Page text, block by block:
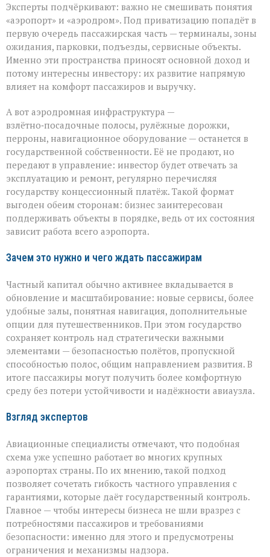
Эксперты подчёркивают: важно не смешивать понятия
«аэропорт» и «аэродром». Под приватизацию попадёт в
первую очередь пассажирская часть — терминалы, зоны
ожидания, парковки, подъезды, сервисные объекты.
Именно эти пространства приносят основной доход и
потому интересны инвестору: их развитие напрямую
влияет на комфорт пассажиров и выручку.
А вот аэродромная инфраструктура —
взлётно‑посадочные полосы, рулёжные дорожки,
перроны, навигационное оборудование — останется в
государственной собственности. Её не продают, но
передают в управление: инвестор будет отвечать за
эксплуатацию и ремонт, регулярно перечисляя
государству концессионный платёж. Такой формат
выгоден обеим сторонам: бизнес заинтересован
поддерживать объекты в порядке, ведь от их состояния
зависит работа всего аэропорта.
Зачем это нужно и чего ждать пассажирам
Частный капитал обычно активнее вкладывается в
обновление и масштабирование: новые сервисы, более
удобные залы, понятная навигация, дополнительные
опции для путешественников. При этом государство
сохраняет контроль над стратегически важными
элементами — безопасностью полётов, пропускной
способностью полос, общим направлением развития. В
итоге пассажиры могут получить более комфортную
среду без потери устойчивости и надёжности авиаузла.
Взгляд экспертов
Авиационные специалисты отмечают, что подобная
схема уже успешно работает во многих крупных
аэропортах страны. По их мнению, такой подход
позволяет сочетать гибкость частного управления с
гарантиями, которые даёт государственный контроль.
Главное — чтобы интересы бизнеса не шли вразрез с
потребностями пассажиров и требованиями
безопасности: именно для этого и предусмотрены
ограничения и механизмы надзора.